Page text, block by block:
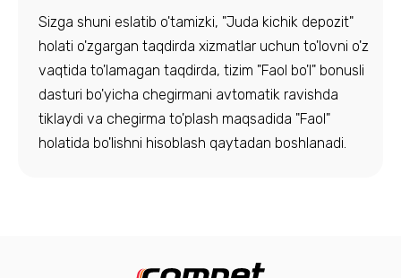
Sizga shuni eslatib o'tamizki, "Juda kichik depozit"
holati o'zgargan taqdirda xizmatlar uchun to'lovni o'z
vaqtida to'lamagan taqdirda, tizim "Faol bo'l" bonusli
dasturi bo'yicha chegirmani avtomatik ravishda
tiklaydi va chegirma to'plash maqsadida "Faol"
holatida bo'lishni hisoblash qaytadan boshlanadi.